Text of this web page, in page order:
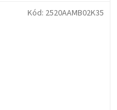
Kód: 2520AAMB02K35